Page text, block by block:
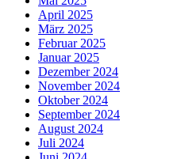
April 2025
März 2025
Februar 2025
Januar 2025
Dezember 2024
November 2024
Oktober 2024
September 2024
August 2024
Juli 2024